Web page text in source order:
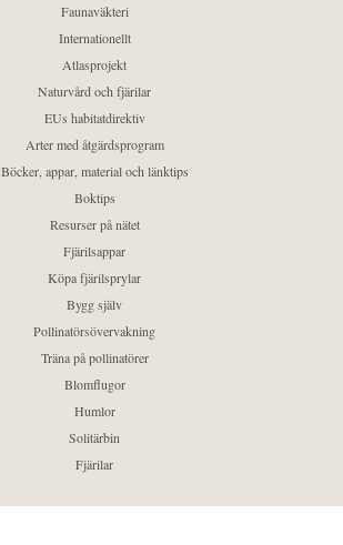
Faunaväkteri
Internationellt
Atlasprojekt
Naturvård och fjärilar
EUs habitatdirektiv
Arter med åtgärdsprogram
Böcker, appar, material och länktips
Boktips
Resurser på nätet
Fjärilsappar
Köpa fjärilsprylar
Bygg själv
Pollinatörsövervakning
Träna på pollinatörer
Blomflugor
Humlor
Solitärbin
Fjärilar